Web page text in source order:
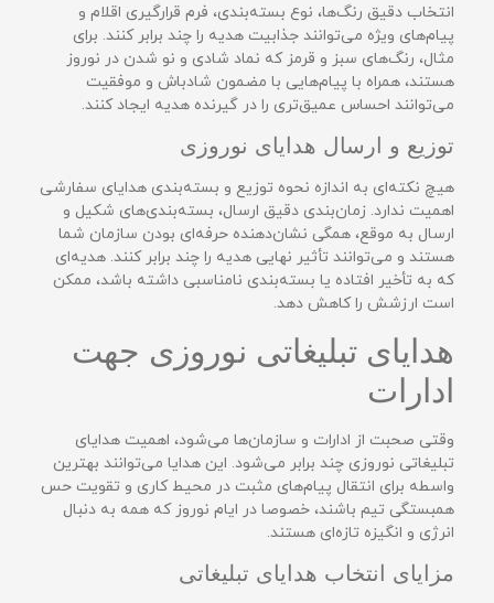
انتخاب دقیق رنگ‌ها، نوع بسته‌بندی، فرم قرارگیری اقلام و
پیام‌های ویژه می‌توانند جذابیت هدیه را چند برابر کنند. برای
مثال، رنگ‌های سبز و قرمز که نماد شادی و نو شدن در نوروز
هستند، همراه با پیام‌هایی با مضمون شادباش و موفقیت
می‌توانند احساس عمیق‌تری را در گیرنده هدیه ایجاد کنند.
توزیع و ارسال هدایای نوروزی
هیچ نکته‌ای به اندازه نحوه توزیع و بسته‌بندی هدایای سفارشی
اهمیت ندارد. زمان‌بندی دقیق ارسال، بسته‌بندی‌های شکیل و
ارسال به موقع، همگی نشان‌دهنده حرفه‌ای بودن سازمان شما
هستند و می‌توانند تأثیر نهایی هدیه را چند برابر کنند. هدیه‌ای
که به تأخیر افتاده یا بسته‌بندی نامناسبی داشته باشد، ممکن
است ارزشش را کاهش دهد.
هدایای تبلیغاتی نوروزی جهت
ادارات
وقتی صحبت از ادارات و سازمان‌ها می‌شود، اهمیت هدایای
تبلیغاتی نوروزی چند برابر می‌شود. این هدایا می‌توانند بهترین
واسطه برای انتقال پیام‌های مثبت در محیط کاری و تقویت حس
همبستگی تیم باشند، خصوصا در ایام نوروز که همه به دنبال
انرژی و انگیزه تازه‌ای هستند.
مزایای انتخاب هدایای تبلیغاتی